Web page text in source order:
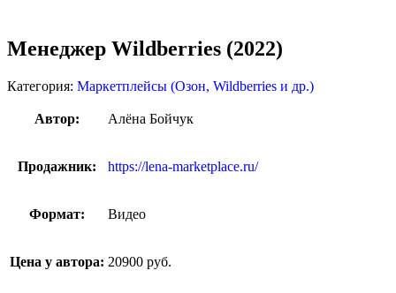
Менеджер Wildberries (2022)
Категория: Маркетплейсы (Озон, Wildberries и др.)
Автор: Алёна Бойчук
Продажник: https://lena-marketplace.ru/
Формат: Видео
Цена у автора: 20900 руб.